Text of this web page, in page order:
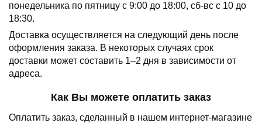
понедельника по пятницу с 9:00 до 18:00, сб-вс с 10 до
18:30.
Доставка осуществляется на следующий день после
оформления заказа. В некоторых случаях срок
доставки может составить 1–2 дня в зависимости от
адреса.
Как Вы можете оплатить заказ
Оплатить заказ, сделанный в нашем интернет-магазине